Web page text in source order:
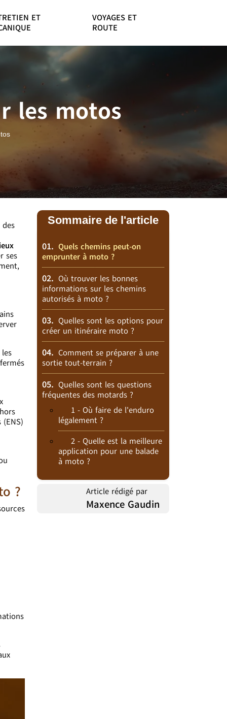
ET
VOYAGES ET
ROUTE
les motos
ses
?
Sommaire de l'article
01. Quels chemins peut-on
emprunter à moto ?
02. Où trouver les bonnes
informations sur les chemins
autorisés à moto ?
03. Quelles sont les options pour
créer un itinéraire moto ?
04. Comment se préparer à une
sortie tout-terrain ?
05. Quelles sont les questions
fréquentes des motards ?
1 - Où faire de l'enduro
légalement ?
2 - Quelle est la meilleure
application pour une balade
à moto ?
Article rédigé par
Maxence Gaudin